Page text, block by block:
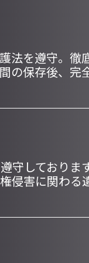
法を遵守。徹
の保存後、完
守しておりま
侵害に関わ